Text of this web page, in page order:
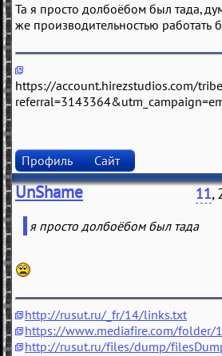
Та я просто долбоёбом был тада,
же производительностью работать
https://account.hirezstudios.com/
Профиль Сайт
UnShame 11,
я просто долбоёбом был тада
http://rusut.ru/_fr/14/links.txt
https://www.mediafire.com/folder/
http://rusut.ru/files/dump/